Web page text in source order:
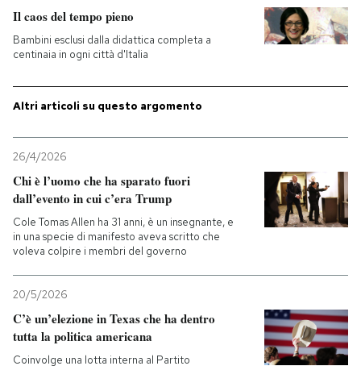
Il caos del tempo pieno
Bambini esclusi dalla didattica completa a
centinaia in ogni città d'Italia
Altri articoli su questo argomento
26/4/2026
Chi è l’uomo che ha sparato fuori
dall’evento in cui c’era Trump
Cole Tomas Allen ha 31 anni, è un insegnante, e
in una specie di manifesto aveva scritto che
voleva colpire i membri del governo
20/5/2026
C’è un’elezione in Texas che ha dentro
tutta la politica americana
Coinvolge una lotta interna al Partito